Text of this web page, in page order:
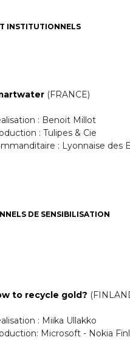
INSTITUTIONNELS
(FRANCE)
: Benoit Millot
: Tulipes & Cie
: Lyonnaise des
DE SENSIBILISATION
to recycle gold?
: Miika Ullakko
Microsoft - Nokia